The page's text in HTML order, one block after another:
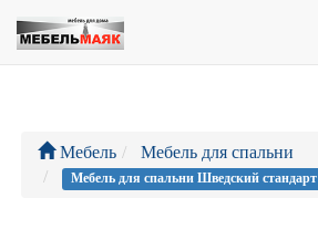
Мебель Мебель для спальни
Мебель для спальни Шведский стандарт